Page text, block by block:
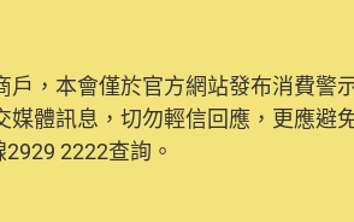
戶，本會僅於官方網站發布消費警
媒體訊息，切勿輕信回應，更應
2222查詢。